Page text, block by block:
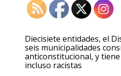
Diecisiete entidades, el
seis municipalidades
anticonstitucional, y
incluso racistas